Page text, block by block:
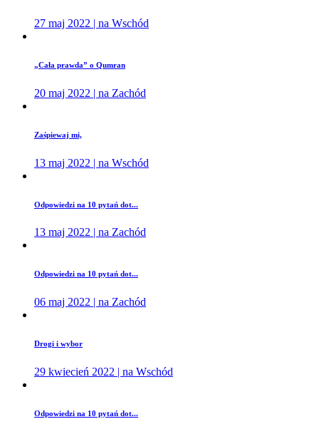
27 maj 2022 | na Wschód
„Cała prawda” o Qumran
20 maj 2022 | na Zachód
Zaśpiewaj mi,
13 maj 2022 | na Wschód
Odpowiedzi na 10 pytań dot...
13 maj 2022 | na Zachód
Odpowiedzi na 10 pytań dot...
06 maj 2022 | na Zachód
Drogi i wybor
29 kwiecień 2022 | na Wschód
Odpowiedzi na 10 pytań dot...